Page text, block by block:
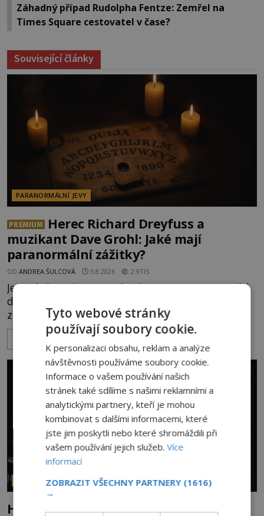
Záhadný případ Rudolpha Fentze: Zemřel na
Times Square cestovatel v čase?
Související články
PARANORMÁLNÍ JEVY
PREMIUM
Herec Richard Dreyfuss a
muzikant Dave Grohl: Jaké mají
paranormální zážitky?
OD ANDREA ŠULCOVÁ 5.8.2026 2.9TIS
Je to jízda s větrem o závod. V roce 1982 americký
drogově závislý herec Richard Dreyfuss (*1947)
ztratí poslední zbytky sebezáchovy a prohání se
po silnicích ve svém mercedesu jako utržený ze
řetězu. Vše vyvrcholí katastrofou, když to Dreyfuss
napálí v plné rychlosti do stromu! Policie ve vraku
následně nalezne schovaný kokain. Tímto
momentem se slavnému
ZOBRAZIT VÍCE
PARANORMÁLNÍ JEVY
Hororové zábavní parky: Straší tu oběti
Tyto webové stránky
používají soubory cookie.
K personalizaci obsahu, reklam a analýze
návštěvnosti používáme soubory cookie.
Informace o vašem používání našich
stránek také sdílíme s našimi reklamními a
analytickými partnery, kteří je mohou
kombinovat s dalšími informacemi, které
jste jim poskytli nebo které shromáždili při
vašem používání jejich služeb.Více
informací
ZOBRAZIT VŠECHNY PARTNERY (1616)
→